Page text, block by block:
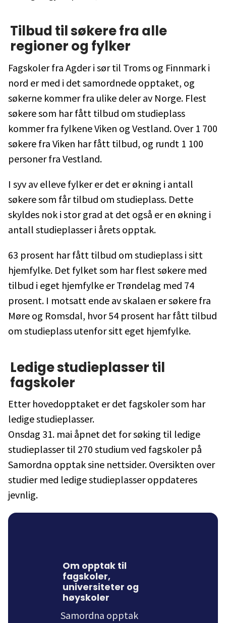
Tilbud til søkere fra alle
regioner og fylker
Fagskoler fra Agder i sør til Troms og Finnmark i
nord er med i det samordnede opptaket, og
søkerne kommer fra ulike deler av Norge. Flest
søkere som har fått tilbud om studieplass
kommer fra fylkene Viken og Vestland. Over 1 700
søkere fra Viken har fått tilbud, og rundt 1 100
personer fra Vestland.
I syv av elleve fylker er det er økning i antall
søkere som får tilbud om studieplass. Dette
skyldes nok i stor grad at det også er en økning i
antall studieplasser i årets opptak.
63 prosent har fått tilbud om studieplass i sitt
hjemfylke. Det fylket som har flest søkere med
tilbud i eget hjemfylke er Trøndelag med 74
prosent. I motsatt ende av skalaen er søkere fra
Møre og Romsdal, hvor 54 prosent har fått tilbud
om studieplass utenfor sitt eget hjemfylke.
Ledige studieplasser til
fagskoler
Etter hovedopptaket er det fagskoler som har
ledige studieplasser.
Onsdag 31. mai åpnet det for søking til ledige
studieplasser til 270 studium ved fagskoler på
Samordna opptak sine nettsider. Oversikten over
studier med ledige studieplasser oppdateres
jevnlig.
Om opptak til
fagskoler,
universiteter og
høyskoler
Samordna opptak